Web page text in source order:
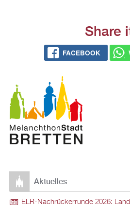
Share
FACEBOOK
Aktuelles
ELR-Nachrückerrunde 2026: